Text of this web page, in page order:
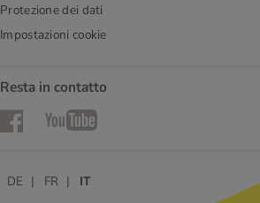
Protezione dei dati
Impostazioni cookie
Resta in contatto
FacebookYouTube
DE FR IT